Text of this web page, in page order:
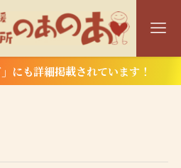
にも詳細掲載されています！